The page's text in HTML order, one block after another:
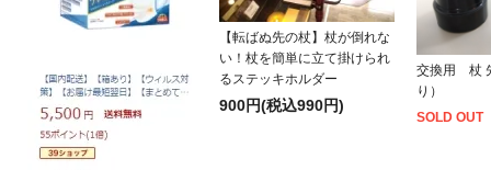
【転ばぬ先の杖】杖が倒れな
い！杖を簡単に立て掛けられ
るステッキホルダー
900円(税込990円)
交換用 杖
り）
SOLD OUT